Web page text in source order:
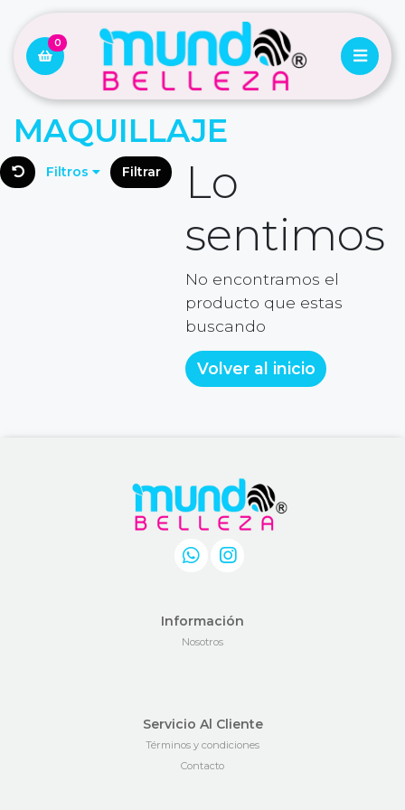
0
MAQUILLAJE
Filtros Filtrar
Lo
sentimos
No encontramos el
producto que estas
buscando
Volver al inicio
Información
Nosotros
Servicio Al Cliente
Términos y condiciones
Contacto